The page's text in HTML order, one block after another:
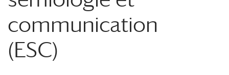
communication
(ESC)